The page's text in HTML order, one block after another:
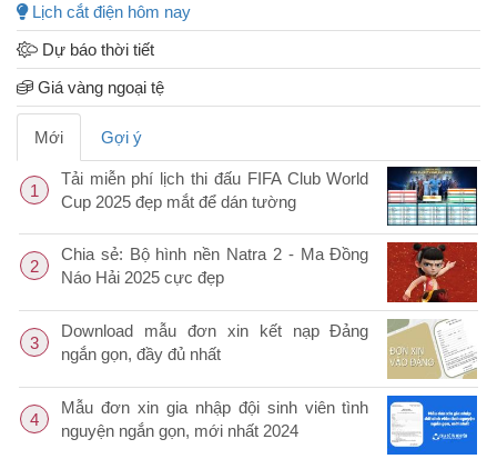
Lịch cắt điện hôm nay
Dự báo thời tiết
Giá vàng ngoại tệ
Mới Gợi ý
1
Tải miễn phí lịch thi đấu FIFA Club World
Cup 2025 đẹp mắt để dán tường
2
Chia sẻ: Bộ hình nền Natra 2 - Ma Đồng
Náo Hải 2025 cực đẹp
3
Download mẫu đơn xin kết nạp Đảng
ngắn gọn, đầy đủ nhất
4
Mẫu đơn xin gia nhập đội sinh viên tình
nguyện ngắn gọn, mới nhất 2024